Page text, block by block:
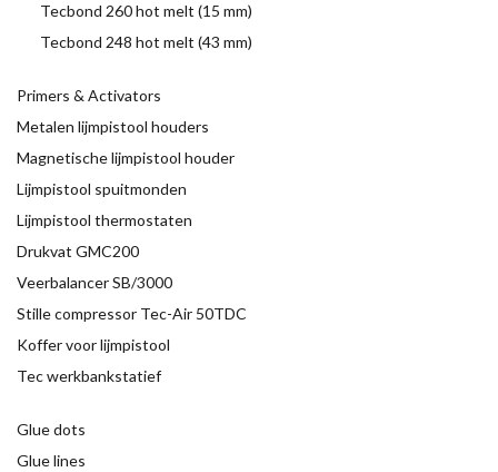
Tecbond 260 hot melt (15 mm)
Tecbond 248 hot melt (43 mm)
Primers & Activators
Metalen lijmpistool houders
Magnetische lijmpistool houder
Lijmpistool spuitmonden
Lijmpistool thermostaten
Drukvat GMC200
Veerbalancer SB/3000
Stille compressor Tec-Air 50TDC
Koffer voor lijmpistool
Tec werkbankstatief
Glue dots
Glue lines